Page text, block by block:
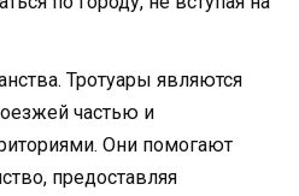
Тротуары являются
частью и
Они помогают
предоставляя